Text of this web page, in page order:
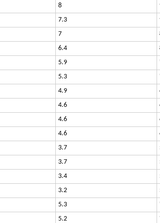
8
7.3
7
6.4
5.9
5.3
4.9
4.6
4.6
4.6
3.7
3.7
3.4
3.2
5.3
5.2